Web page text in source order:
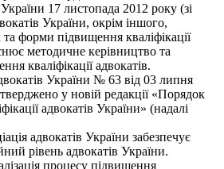
України 17 листопада 2012 року (зі
України, окрім іншого,
форми підвищення кваліфікації
методичне керівництво та
кваліфікації адвокатів.
України № 63 від 03 липня
у новій редакції «Порядок
адвокатів України» (надалі
адвокатів України забезпечує
рівень адвокатів України.
процесу підвищення